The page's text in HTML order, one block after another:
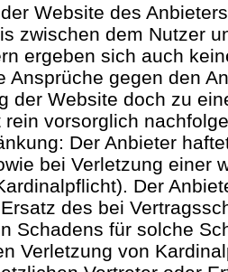
Website des
zwischen dem Nutzer
ergeben sich auch
Ansprüche gegen den
der Website doch zu
vorsorglich
Der Anbieter
bei Verletzung einer
Der
des bei
Schadens für solche
Verletzung von